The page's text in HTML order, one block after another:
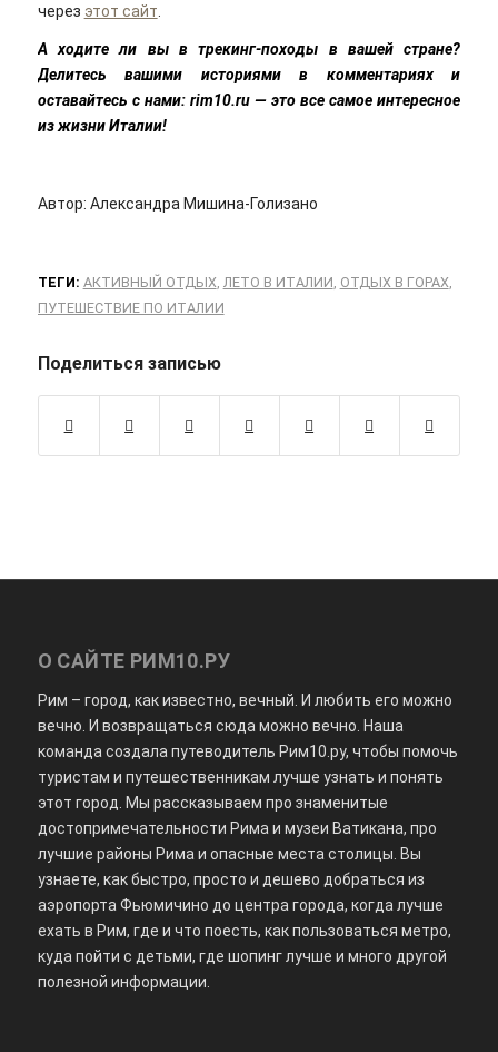
через этот сайт
А ходите ли вы в трекинг-походы в вашей стране?
Делитесь вашими историями в комментариях и
оставайтесь с нами: rim10.ru — это все самое интересное
из жизни Италии!
Автор: Александра Мишина-Голизано
ТЕГИ: АКТИВНЫЙ ОТДЫХ, ЛЕТО В ИТАЛИИ, ОТДЫХ В ГОРАХ,
ПУТЕШЕСТВИЕ ПО ИТАЛИИ
Поделиться записью
О САЙТЕ РИМ10.РУ
Рим – город, как известно, вечный. И любить его можно
вечно. И возвращаться сюда можно вечно. Наша
команда создала путеводитель Рим10.ру, чтобы помочь
туристам и путешественникам лучше узнать и понять
этот город. Мы рассказываем про знаменитые
достопримечательности Рима и музеи Ватикана, про
лучшие районы Рима и опасные места столицы. Вы
узнаете, как быстро, просто и дешево добраться из
аэропорта Фьюмичино до центра города, когда лучше
ехать в Рим, где и что поесть, как пользоваться метро,
куда пойти с детьми, где шопинг лучше и много другой
полезной информации.